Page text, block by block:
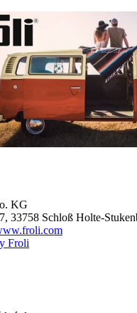
KG
33758 Schloß Holte-
Froli